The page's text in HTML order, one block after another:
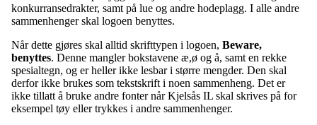
konkurransedrakter, samt på lue og andre hodeplagg. I alle andre
sammenhenger skal logoen benyttes.
Når dette gjøres skal alltid skrifttypen i logoen, Beware,
benyttes. Denne mangler bokstavene æ,ø og å, samt en rekke
spesialtegn, og er heller ikke lesbar i større mengder. Den skal
derfor ikke brukes som tekstskrift i noen sammenheng. Det er
ikke tillatt å bruke andre fonter når Kjelsås IL skal skrives på for
eksempel tøy eller trykkes i andre sammenhenger.